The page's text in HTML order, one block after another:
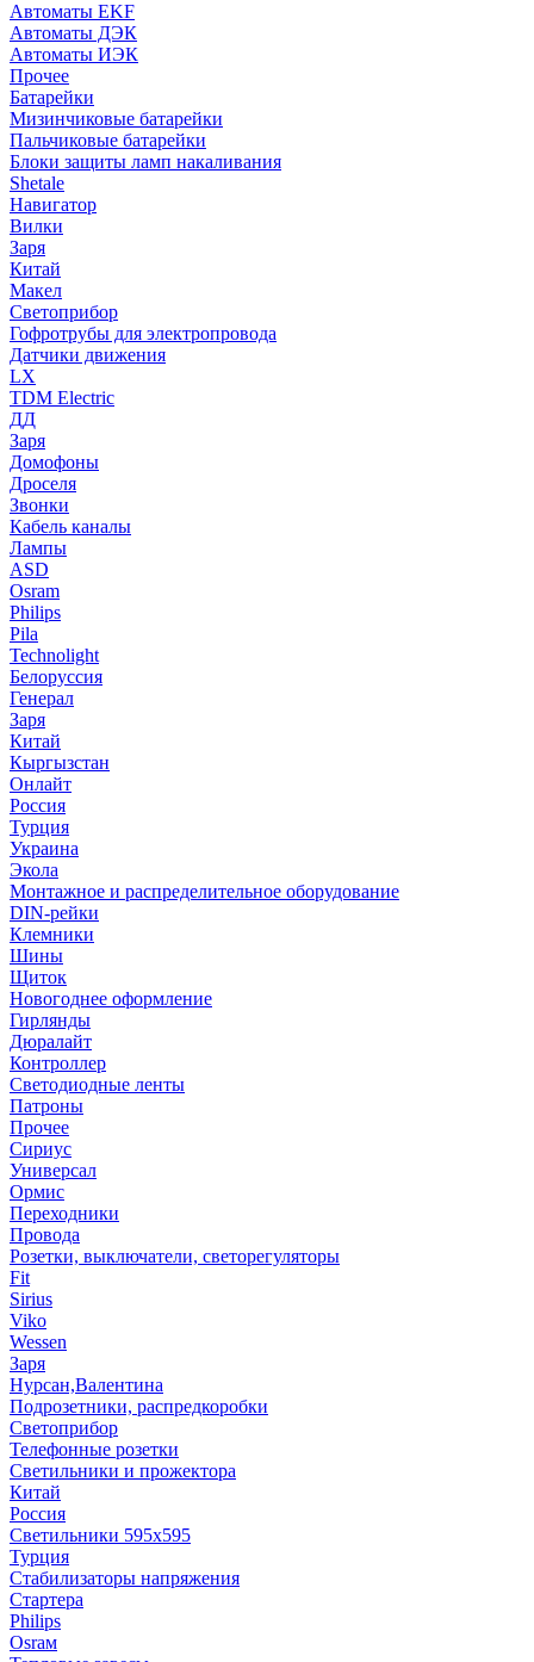
Автоматы EKF
Автоматы ДЭК
Автоматы ИЭК
Прочее
Батарейки
Мизинчиковые батарейки
Пальчиковые батарейки
Блоки защиты ламп накаливания
Shetale
Навигатор
Вилки
Заря
Китай
Макел
Светоприбор
Гофротрубы для электропровода
Датчики движения
LX
TDM Electric
ДД
Заря
Домофоны
Дроселя
Звонки
Кабель каналы
Лампы
ASD
Osram
Philips
Pila
Technolight
Белоруссия
Генерал
Заря
Китай
Кыргызстан
Онлайт
Россия
Турция
Украина
Экола
Монтажное и распределительное оборудование
DIN-рейки
Клемники
Шины
Щиток
Новогоднее оформление
Гирлянды
Дюралайт
Контроллер
Светодиодные ленты
Патроны
Прочее
Сириус
Универсал
Ормис
Переходники
Провода
Розетки, выключатели, светорегуляторы
Fit
Sirius
Viko
Wessen
Заря
Нурсан,Валентина
Подрозетники, распредкоробки
Светоприбор
Телефонные розетки
Светильники и прожектора
Китай
Россия
Светильники 595х595
Турция
Стабилизаторы напряжения
Стартера
Philips
Оsrам